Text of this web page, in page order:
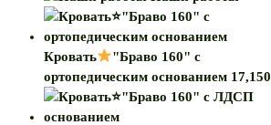
Кровать
"Браво 160" с
ортопедическим основанием 17,150